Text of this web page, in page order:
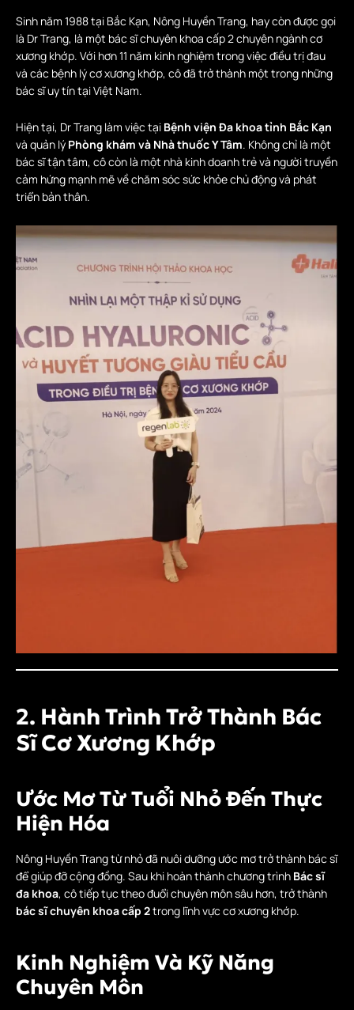
Sinh năm 1988 tại Bắc Kạn, Nông Huyền Trang, hay còn được gọi
là Dr Trang, là một bác sĩ chuyên khoa cấp 2 chuyên ngành cơ
xương khớp. Với hơn 11 năm kinh nghiệm trong việc điều trị đau
và các bệnh lý cơ xương khớp, cô đã trở thành một trong những
bác sĩ uy tín tại Việt Nam.
Hiện tại, Dr Trang làm việc tại Bệnh viện Đa khoa tỉnh Bắc Kạn
và quản lý Phòng khám và Nhà thuốc Y Tâm. Không chỉ là một
bác sĩ tận tâm, cô còn là một nhà kinh doanh trẻ và người truyền
cảm hứng mạnh mẽ về chăm sóc sức khỏe chủ động và phát
triển bản thân.
2. Hành Trình Trở Thành Bác
Sĩ Cơ Xương Khớp
Ước Mơ Từ Tuổi Nhỏ Đến Thực
Hiện Hóa
Nông Huyền Trang từ nhỏ đã nuôi dưỡng ước mơ trở thành bác sĩ
để giúp đỡ cộng đồng. Sau khi hoàn thành chương trình Bác sĩ
đa khoa, cô tiếp tục theo đuổi chuyên môn sâu hơn, trở thành
bác sĩ chuyên khoa cấp 2trong lĩnh vực cơ xương khớp.
Kinh Nghiệm Và Kỹ Năng
Chuyên Môn